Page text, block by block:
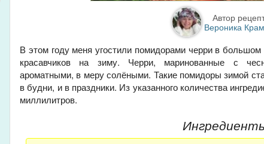
Автор
Вероника
В этом году меня угостили помидорами черри в
красавчиков на зиму. Черри, маринованные с
ароматными, в меру солёными. Такие помидоры зимой
в будни, и в праздники. Из указанного количества
миллилитров.